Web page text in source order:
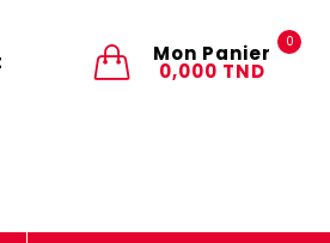
0
Mon Panier
0,000 TND